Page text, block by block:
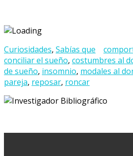
Curiosidades, Sabías que
conciliar el sueño, costumbres al
de sueño, insomnio, modales al
pareja, reposar, roncar